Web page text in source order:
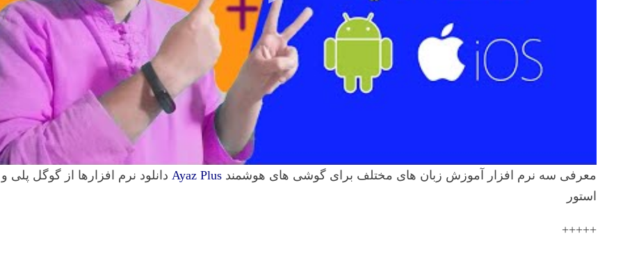
معرفی سه نرم افزار آموزش زبان های مختلف برای گوشی های هوشمندAyaz Plus دانلود نرم افزارها از گوگل پلی
استور
+++++